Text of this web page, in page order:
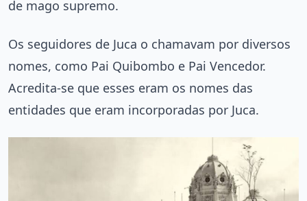
de mago supremo.
Os seguidores de Juca o chamavam por diversos
nomes, como Pai Quibombo e Pai Vencedor.
Acredita-se que esses eram os nomes das
entidades que eram incorporadas por Juca.